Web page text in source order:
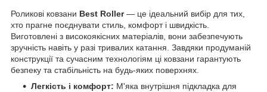
Роликові ковзани Best Roller— це ідеальний вибір для тих,
хто прагне поєднувати стиль, комфорт і швидкість.
Виготовлені з високоякісних матеріалів, вони забезпечують
зручність навіть у разі тривалих катання. Завдяки продуманій
конструкції та сучасним технологіям ці ковзани гарантують
безпеку та стабільність на будь-яких поверхнях.
Легкість і комфорт: М'яка внутрішня підкладка для